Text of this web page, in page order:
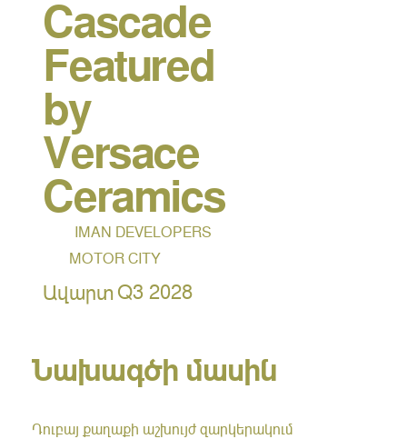
Cascade
Featured
by
Versace
Ceramics
IMAN DEVELOPERS
MOTOR CITY
Ավարտ Q3 2028
Նախագծի մասին
Դուբայ քաղաքի աշխույժ զարկերակում